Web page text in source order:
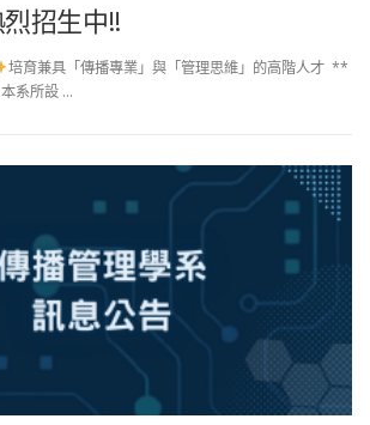
招生中!!
培育兼具「傳播專業」與「管理思維」的高階人才 **
系所設 …